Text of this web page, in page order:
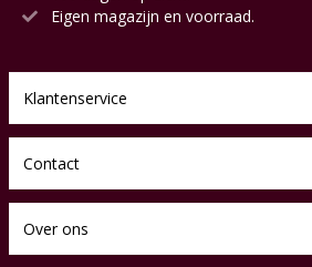
Eigen magazijn en voorraad.
Klantenservice
Contact
Over ons